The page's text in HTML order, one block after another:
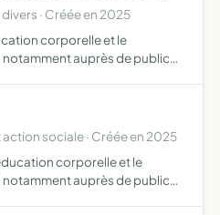
divers · Créée en 2025
corporelle et le
auprès de publics
action sociale · Créée en 2025
corporelle et le
auprès de publics